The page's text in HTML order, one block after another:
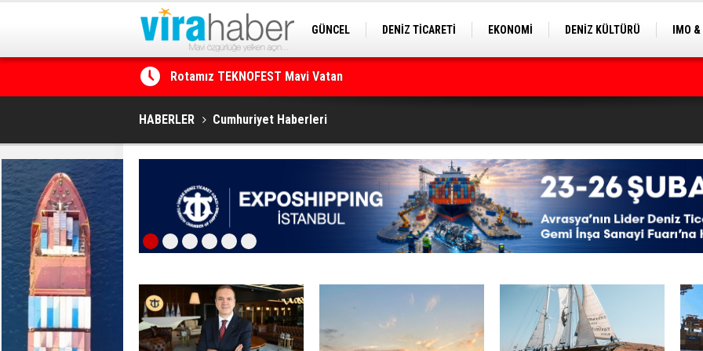
GÜNCEL DENİZ TİCARETİ EKONOMİ DENİZ KÜLTÜRÜ
IMO
Net Kârını Yüzde 38 Artışla 46.5 Milyon Dolar’a Yükseltti
HABERLER Cumhuriyet Haberleri